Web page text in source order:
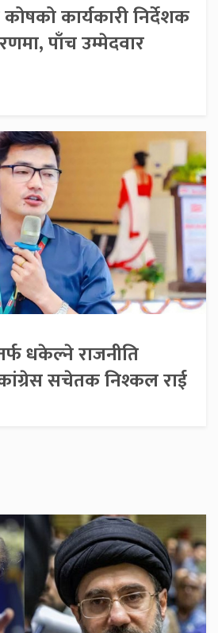
कार्यकारी निर्देशक
पाँच उम्मेदवार
धकेल्ने राजनीति
सचेतक निश्कल राई